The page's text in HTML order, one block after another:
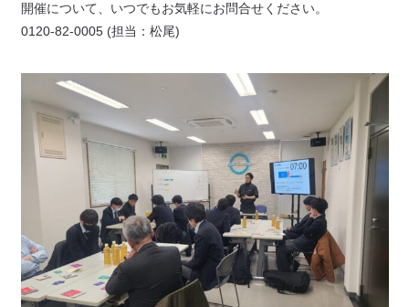
開催について、いつでもお気軽にお問合せください。
0120-82-0005 (担当：松尾)